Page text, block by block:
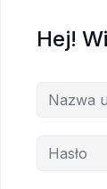
Hej!